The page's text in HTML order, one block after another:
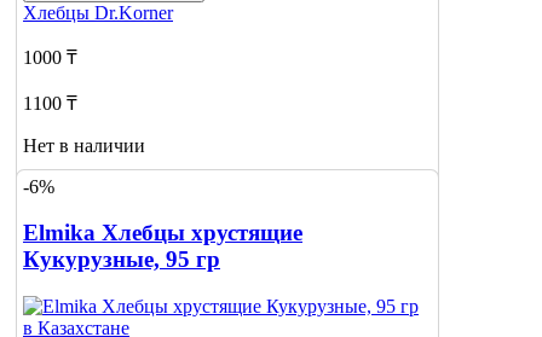
Хлебцы Dr.Korner
1000 ₸
1100 ₸
Нет в наличии
Сообщить
-6%
Elmika Хлебцы хрустящие
Кукурузные, 95 гр